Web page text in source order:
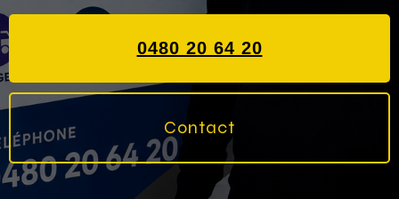
0480 20 64 20
Contact